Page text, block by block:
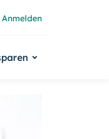
Anmelden